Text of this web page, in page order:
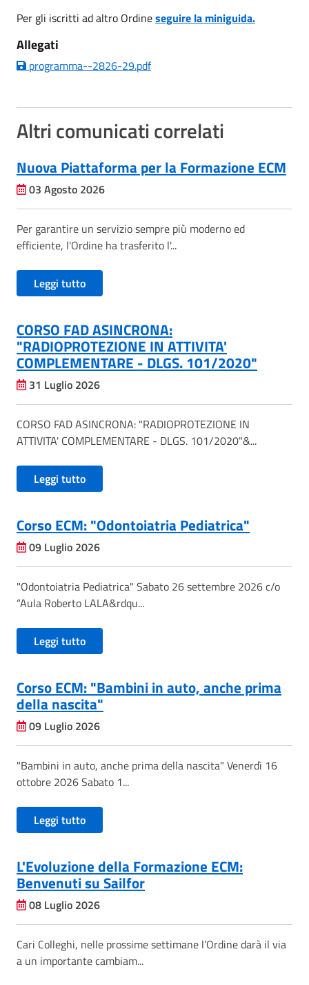
Per gli iscritti ad altro Ordineseguire la miniguida.
Allegati
programma--2826-29.pdf
Altri comunicati correlati
Nuova Piattaforma per la Formazione ECM
03 Agosto 2026
Per garantire un servizio sempre più moderno ed
efficiente, l'Ordine ha trasferito l'...
Leggi tutto
CORSO FAD ASINCRONA:
"RADIOPROTEZIONE IN ATTIVITA'
COMPLEMENTARE - DLGS. 101/2020"
31 Luglio 2026
CORSO FAD ASINCRONA: "RADIOPROTEZIONE IN
ATTIVITA' COMPLEMENTARE - DLGS. 101/2020"&...
Leggi tutto
Corso ECM: "Odontoiatria Pediatrica"
09 Luglio 2026
"Odontoiatria Pediatrica" Sabato 26 settembre 2026 c/o
“Aula Roberto LALA&rdqu...
Leggi tutto
Corso ECM: "Bambini in auto, anche prima
della nascita"
09 Luglio 2026
"Bambini in auto, anche prima della nascita" Venerdì 16
ottobre 2026 Sabato 1...
Leggi tutto
L'Evoluzione della Formazione ECM:
Benvenuti su Sailfor
08 Luglio 2026
Cari Colleghi, nelle prossime settimane l’Ordine darà il via
a un importante cambiam...